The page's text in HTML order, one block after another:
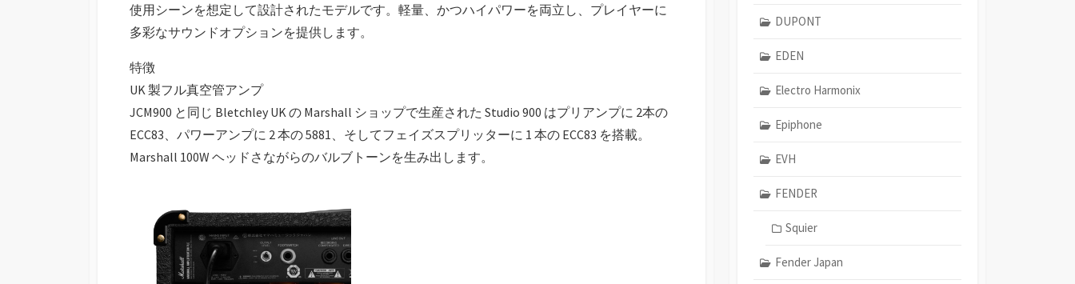
使⽤シーンを想定して設計されたモデルです。軽量、かつハイパワーを両⽴し、プレイヤーに
多彩なサウンドオプションを提供します。
特徴
UK 製フル真空管アンプ
JCM900 と同じ Bletchley UK の Marshall ショップで生産された Studio 900 はプリアンプに 2本の
ECC83、パワーアンプに 2 本の 5881、そしてフェイズスプリッターに 1 本の ECC83 を搭載。
Marshall 100W ヘッドさながらのバルブトーンを生み出します。
DUPONT
EDEN
Electro Harmonix
Epiphone
EVH
FENDER
Squier
Fender Japan